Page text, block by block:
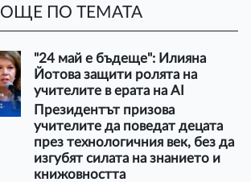
ОЩЕ ПО ТЕМАТА
"24 май е бъдеще": Илияна
Йотова защити ролята на
учителите в ерата на AI
Президентът призова
учителите да поведат децата
през технологичния век, без да
изгубят силата на знанието и
книжовността